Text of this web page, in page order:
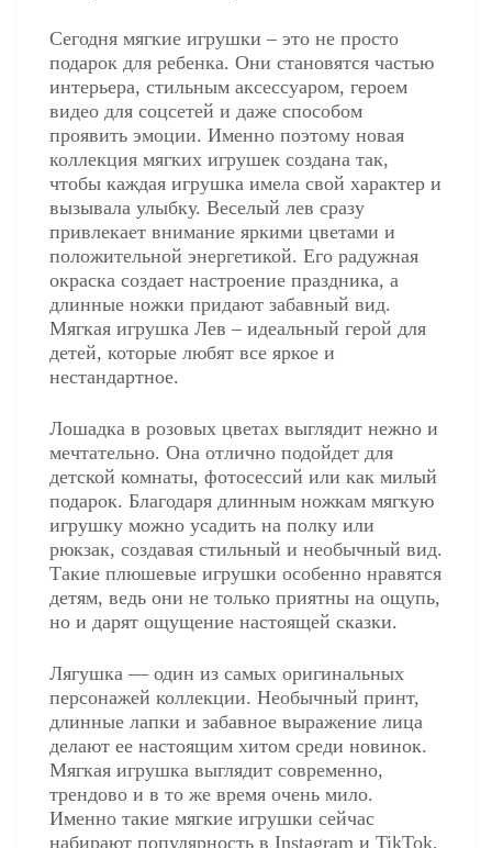
Сегодня мягкие игрушки – это не просто
подарок для ребенка. Они становятся частью
интерьера, стильным аксессуаром, героем
видео для соцсетей и даже способом
проявить эмоции. Именно поэтому новая
коллекция мягких игрушек создана так,
чтобы каждая игрушка имела свой характер и
вызывала улыбку. Веселый лев сразу
привлекает внимание яркими цветами и
положительной энергетикой. Его радужная
окраска создает настроение праздника, а
длинные ножки придают забавный вид.
Мягкая игрушка Лев – идеальный герой для
детей, которые любят все яркое и
нестандартное.
Лошадка в розовых цветах выглядит нежно и
мечтательно. Она отлично подойдет для
детской комнаты, фотосессий или как милый
подарок. Благодаря длинным ножкам мягкую
игрушку можно усадить на полку или
рюкзак, создавая стильный и необычный вид.
Такие плюшевые игрушки особенно нравятся
детям, ведь они не только приятны на ощупь,
но и дарят ощущение настоящей сказки.
Лягушка — один из самых оригинальных
персонажей коллекции. Необычный принт,
длинные лапки и забавное выражение лица
делают ее настоящим хитом среди новинок.
Мягкая игрушка выглядит современно,
трендово и в то же время очень мило.
Именно такие мягкие игрушки сейчас
набирают популярность в Instagram и TikTok,